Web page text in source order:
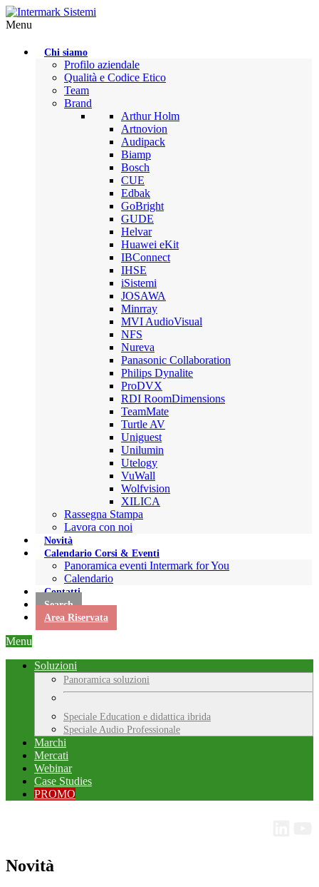
Menu
Chi siamo
Profilo aziendale
Qualità e Codice Etico
Team
Brand
Arthur Holm
Artnovion
Audipack
Biamp
Bosch
CUE
Edbak
GoBright
GUDE
Helvar
Huawei eKit
IBConnect
IHSE
iSistemi
JOSAWA
Minrray
MVI AudioVisual
NFS
Nureva
Panasonic Collaboration
Philips Dynalite
ProDVX
RDI RoomDimensions
TeamMate
Turtle AV
Uniguest
Unilumin
Utelogy
VuWall
Wolfvision
XILICA
Rassegna Stampa
Lavora con noi
Novità
Calendario Corsi & Eventi
Panoramica eventi Intermark for You
Calendario
Contatti
Search
Area Riservata
Menu
Soluzioni
Panoramica soluzioni
Speciale Education e didattica ibrida
Speciale Audio Professionale
Marchi
Mercati
Webinar
Case Studies
PROMO
Novità